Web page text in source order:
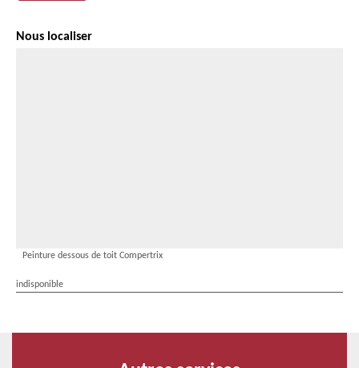
Nous localiser
Peinture dessous de toit Compertrix
indisponible